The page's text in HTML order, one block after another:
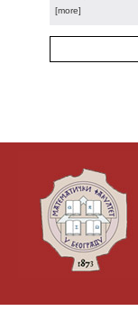
[more]